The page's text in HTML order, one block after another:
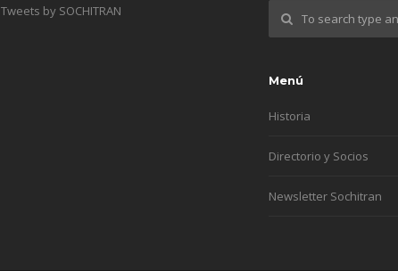
Tweets by SOCHITRAN
Menú
Historia
Directorio y Socios
Newsletter Sochitran